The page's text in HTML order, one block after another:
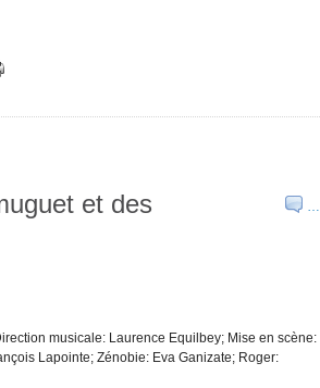
…
et des
musicale: Laurence Equilbey; Mise en scène:
Lapointe; Zénobie: Eva Ganizate; Roger: